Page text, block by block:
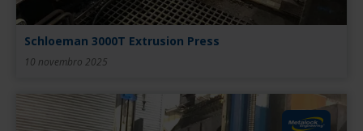
Schloeman 3000T Extrusion Press
10 novembro 2025